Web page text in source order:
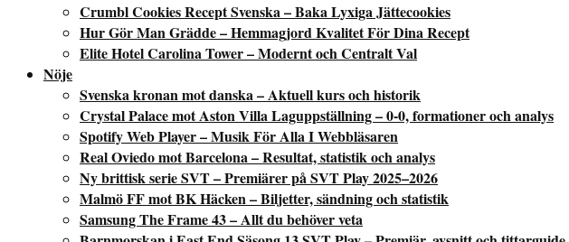
Crumbl Cookies Recept Svenska – Baka Lyxiga Jättecookies
Hur Gör Man Grädde – Hemmagjord Kvalitet För Dina Recept
Elite Hotel Carolina Tower – Modernt och Centralt Val
Nöje
Svenska kronan mot danska – Aktuell kurs och historik
Crystal Palace mot Aston Villa Laguppställning – 0-0, formationer och analys
Spotify Web Player – Musik För Alla I Webbläsaren
Real Oviedo mot Barcelona – Resultat, statistik och analys
Ny brittisk serie SVT – Premiärer på SVT Play 2025–2026
Malmö FF mot BK Häcken – Biljetter, sändning och statistik
Samsung The Frame 43 – Allt du behöver veta